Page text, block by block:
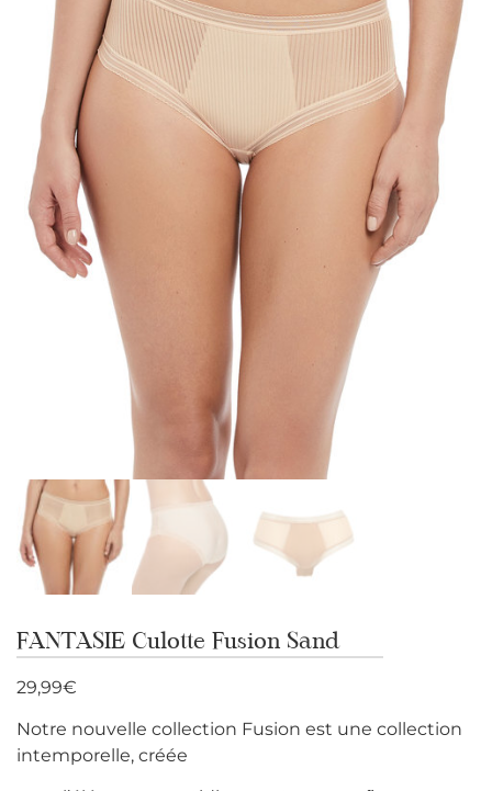
FANTASIE Culotte Fusion Sand
29,99€
Notre nouvelle collection Fusion est une collection
intemporelle, créée